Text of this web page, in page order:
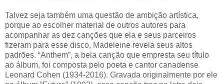
Talvez seja também uma questão de ambição artística,
porque ao escolher material de outros autores para
acompanhar as dez canções que ela e seus parceiros
fizeram para esse disco, Madeleine revela seus altos
padrões. “Anthem”, a bela canção que empresta seu título
ao álbum, foi composta pelo poeta e cantor canadense
Leonard Cohen (1934-2016). Gravada originalmente por ele